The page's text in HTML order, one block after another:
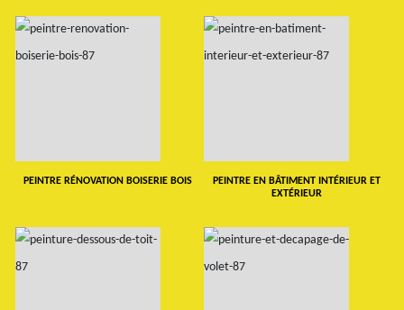
PEINTRE RÉNOVATION BOISERIE BOIS
PEINTRE EN BÂTIMENT INTÉRIEUR ET
EXTÉRIEUR